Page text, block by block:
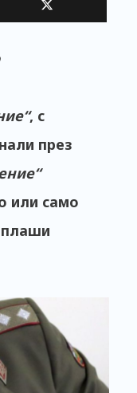
, с
през
или само
плаши